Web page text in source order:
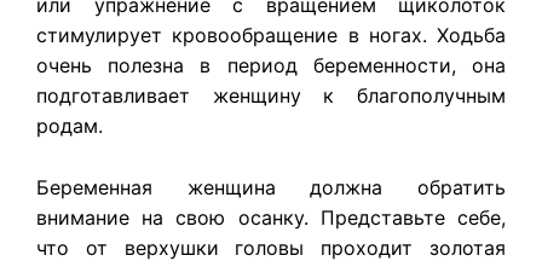
или упражнение с вращением щиколоток
стимулирует кровообращение в ногах. Ходьба
очень полезна в период беременности, она
подготавливает женщину к благополучным
родам.
Беременная женщина должна обратить
внимание на свою осанку. Представьте себе,
что от верхушки головы проходит золотая